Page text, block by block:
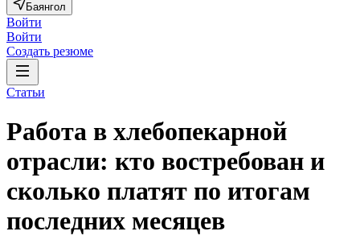
Баянгол
Войти
Войти
Создать резюме
Статьи
Работа в хлебопекарной
отрасли: кто востребован и
сколько платят по итогам
последних месяцев